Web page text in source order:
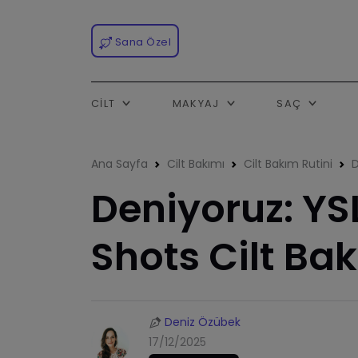
Sana Özel
CILT MAKYAJ SAÇ
Ana Sayfa Cilt Bakımı Cilt Bakım Rutini
Deniyoruz:
Shots Cilt
Deniz Özübek
17/12/2025